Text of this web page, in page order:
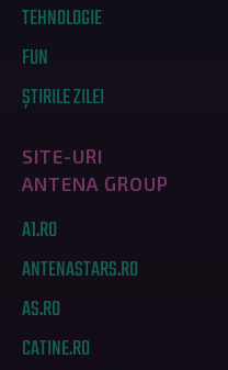
TEHNOLOGIE
FUN
ȘTIRILE ZILEI
SITE-URI
ANTENA GROUP
A1.RO
ANTENASTARS.RO
AS.RO
CATINE.RO